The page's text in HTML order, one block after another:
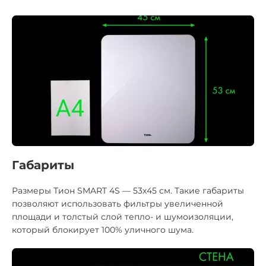
Габариты
Размеры Тион SMART 4S — 53х45 см. Такие габариты
позволяют использовать фильтры увеличенной
площади и толстый слой тепло- и шумоизоляции,
который блокирует 100% уличного шума.